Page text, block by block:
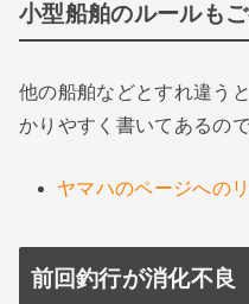
小型船舶のルールも
他の船舶などとすれ違う
かりやすく書いてあるの
ヤマハのページへの
前回釣行が消化不良